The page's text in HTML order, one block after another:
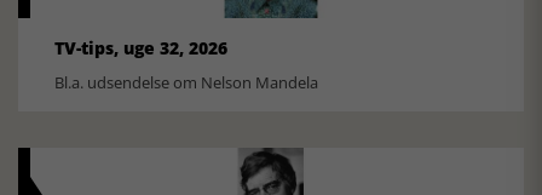
TV-tips, uge 32, 2026
Bl.a. udsendelse om Nelson Mandela